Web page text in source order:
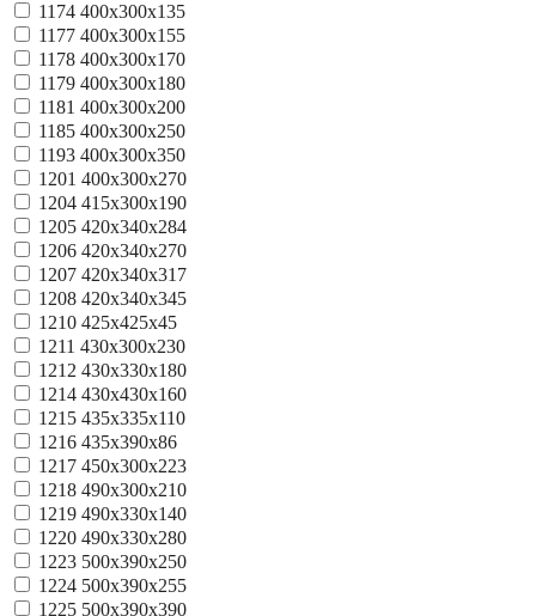
1174 400x300x135
1177 400x300x155
1178 400x300x170
1179 400x300x180
1181 400x300x200
1185 400x300x250
1193 400x300x350
1201 400х300х270
1204 415x300x190
1205 420x340x284
1206 420х340х270
1207 420х340х317
1208 420х340х345
1210 425х425х45
1211 430x300x230
1212 430x330x180
1214 430x430x160
1215 435x335x110
1216 435x390x86
1217 450х300х223
1218 490x300x210
1219 490x330x140
1220 490x330x280
1223 500x390x250
1224 500x390x255
1225 500x390x390